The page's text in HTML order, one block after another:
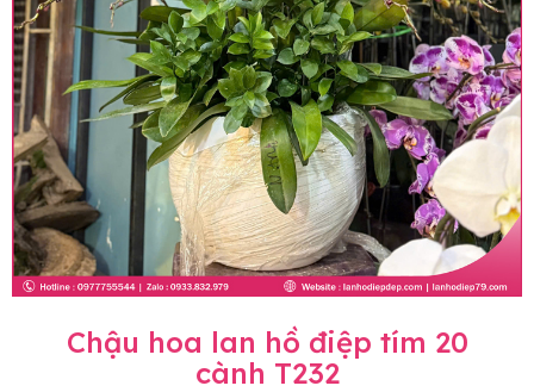
Chậu hoa lan hồ điệp tím 20
cành T232